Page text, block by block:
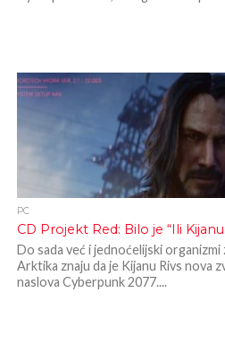
PC
CD Projekt Red: Bilo je “Ili
Do sada već i jednoćelijski
Arktika znaju da je Kijanu Rivs nova
naslova Cyberpunk 2077....